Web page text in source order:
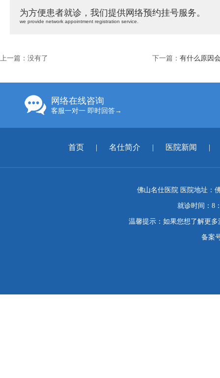
为方便患者就诊，我们提供网络预约挂号服务。
we provide network appointment registration service.
上一篇：没有了 下一篇： 有什么原因
网络在线咨询
客服一对一 即时回答→
首页 | 名仕简介 | 医院新闻 |
佛山名仕医院 医院地址：
就诊时间：8
温馨提示：如果您想了解更
备案